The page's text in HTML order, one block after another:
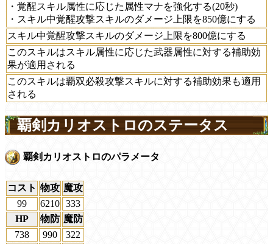
・覚醒スキル属性に応じた属性マナを強化する(20秒)
・スキル中覚醒攻撃スキルのダメージ上限を850億にする
スキル中覚醒攻撃スキルのダメージ上限を800億にする
このスキルはスキル属性に応じた武器属性に対する補助効
果が適用される
このスキルは覇双必殺攻撃スキルに対する補助効果も適用
される
覇剣カリオストロのステータス
覇剣カリオストロのパラメータ
コスト 物攻 魔攻
99
6210 333
HP
物防 魔防
738
990
322